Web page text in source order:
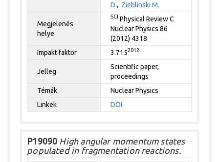
D., Zieblinski M.
Megjelenés
helye
SCI Physical Review C
Nuclear Physics 86
(2012) 4318
Impakt faktor
3.7152012
Jelleg
Scientific paper,
proceedings
Témák
Nuclear Physics
Linkek
DOI
P19090 High angular momentum states
populated in fragmentation reactions.